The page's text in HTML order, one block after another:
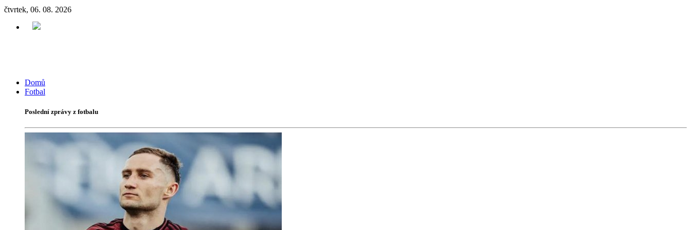
čtvrtek, 06. 08. 2026
Domů
Fotbal
Poslední zprávy z fotbalu